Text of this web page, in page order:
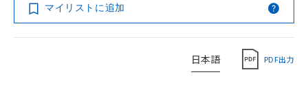
マイリストに追加
日本語 PDF出力